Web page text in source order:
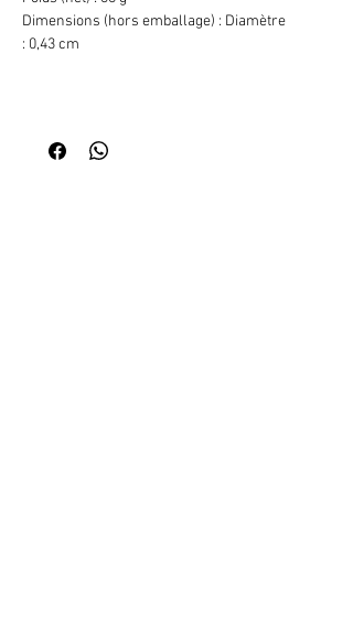
Dimensions (hors emballage) : Diamètre
: 0,43 cm